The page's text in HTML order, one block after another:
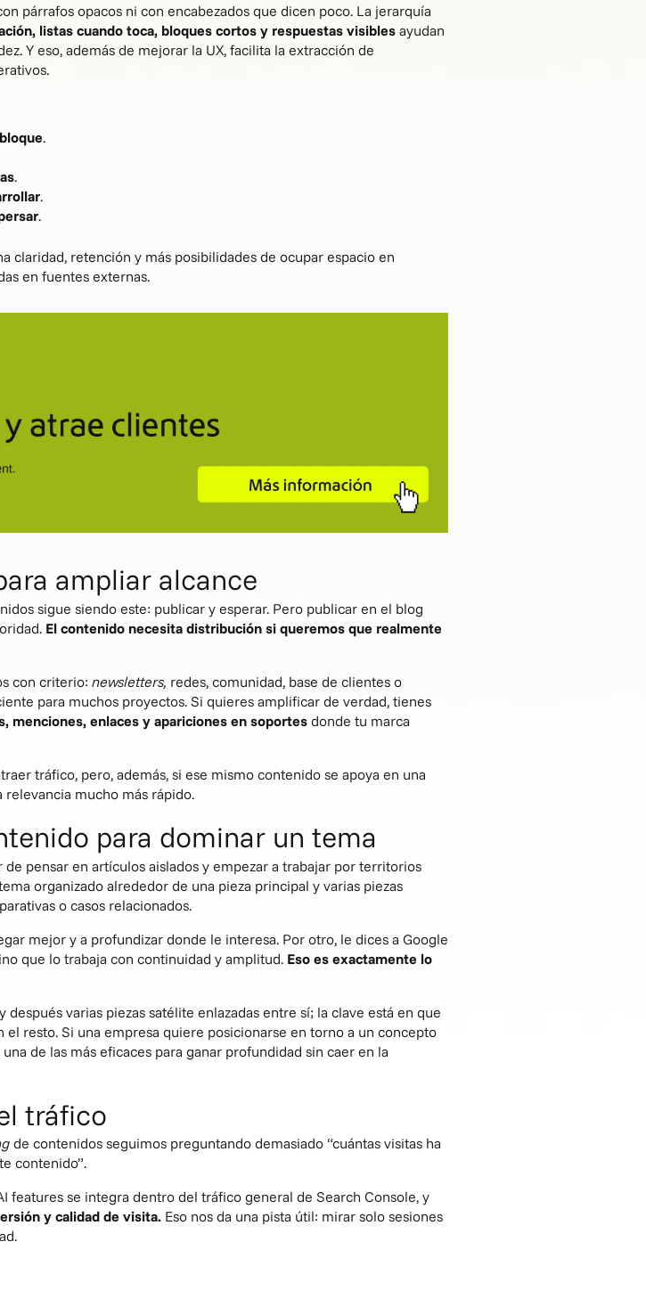
párrafos opacos ni con encabezados que dicen poco. La jerarquía
listas cuando toca, bloques cortos y respuestas visibles ayudan
Y eso, además de mejorar la UX, facilita la extracción de
.
.
.
.
claridad, retención y más posibilidades de ocupar espacio en
en fuentes externas.
ampliar alcance
sigue siendo este: publicar y esperar. Pero publicar en el blog
El contenido necesita distribución si queremos que realmente
con criterio: newsletters, redes, comunidad, base de clientes o
para muchos proyectos. Si quieres amplificar de verdad, tienes
menciones, enlaces y apariciones en soportes donde tu marca
tráfico, pero, además, si ese mismo contenido se apoya en una
relevancia mucho más rápido.
para dominar un tema
pensar en artículos aislados y empezar a trabajar por territorios
organizado alrededor de una pieza principal y varias piezas
o casos relacionados.
mejor y a profundizar donde le interesa. Por otro, le dices a Google
que lo trabaja con continuidad y amplitud. Eso es exactamente lo
varias piezas satélite enlazadas entre sí; la clave está en que
resto. Si una empresa quiere posicionarse en torno a un concepto
de las más eficaces para ganar profundidad sin caer en la
tráfico
de contenidos seguimos preguntando demasiado “cuántas visitas ha
contenido”.
features se integra dentro del tráfico general de Search Console, y
y calidad de visita. Eso nos da una pista útil: mirar solo sesiones